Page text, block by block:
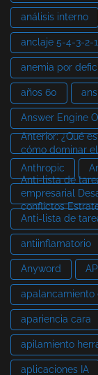
análisis interno
anclaje 5-4-3-2-1
anemia por
años 60
Answer Engine
Anterior: ¿Qué
cómo dominar
Anthropic
Anti-lista de
empresarial
conflictos
Anti-lista de
antiinflamatorio
Anyword
apalancamiento
apariencia cara
apilamiento
aplicaciones IA